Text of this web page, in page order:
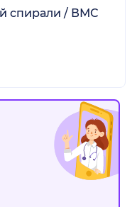
спирали / ВМС